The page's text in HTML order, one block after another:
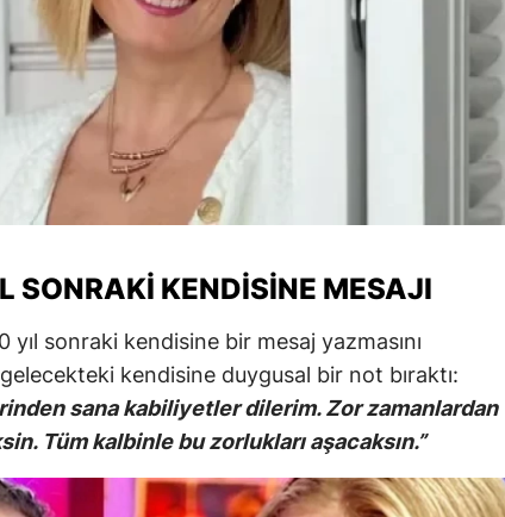
Malatya
Manisa
Kahramanmaraş
Mardin
Muğla
Niğde
Ordu
Sakarya
SONRAKI KENDISINE MESAJI
yıl sonraki kendisine bir mesaj yazmasını
kendisine duygusal bir not bıraktı:
sana kabiliyetler dilerim. Zor zamanlardan
Tüm kalbinle bu zorlukları aşacaksın.”